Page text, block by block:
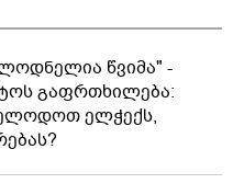
წვიმა" -
გაფრთხილება:
ელჭექს,